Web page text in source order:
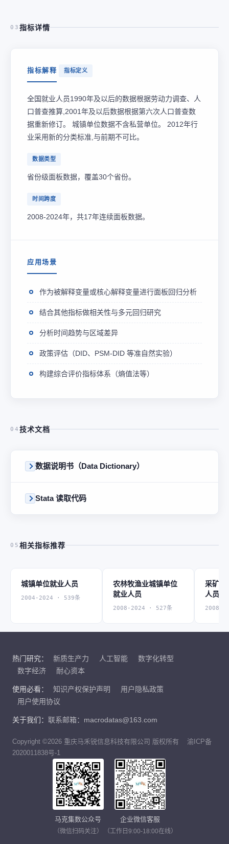
03 指标详情
指标解释 指标定义
全国就业人员1990年及以后的数据根据劳动力调查、人
口普查推算,2001年及以后数据根据第六次人口普查数
据重新修订。 城镇单位数据不含私营单位。 2012年行
业采用新的分类标准,与前期不可比。
数据类型
省份级面板数据，覆盖30个省份。
时间跨度
2008-2024年，共17年连续面板数据。
应用场景
作为被解释变量或核心解释变量进行面板回归分析
结合其他指标做相关性与多元回归研究
分析时间趋势与区域差异
政策评估（DID、PSM-DID 等准自然实验）
构建综合评价指标体系（熵值法等）
04 技术文档
数据说明书（Data Dictionary）
Stata 读取代码
05 相关指标推荐
城镇单位就业人员
2004-2024 · 539条
农林牧渔业城镇单位
就业人员
2008-2024 · 527条
采矿业
人员
2008-
热门研究： 新质生产力 人工智能
数字化转型
数字经济
耐心资本
使用必看： 知识产权保护声明
用户隐私政策
用户使用协议
关于我们： 联系邮箱：macrodatas@163.com
Copyright ©2026 重庆马禾锐信息科技有限公司 版权所有
渝ICP备
2020011838号-1
马克集数公众号
（微信扫码关注）
企业微信客服
（工作日9:00-18:00在线）